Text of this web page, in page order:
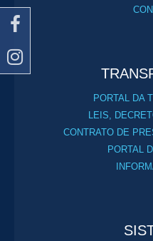
PORTAL DA
LEIS,
CONTRATO DE
PORTAL